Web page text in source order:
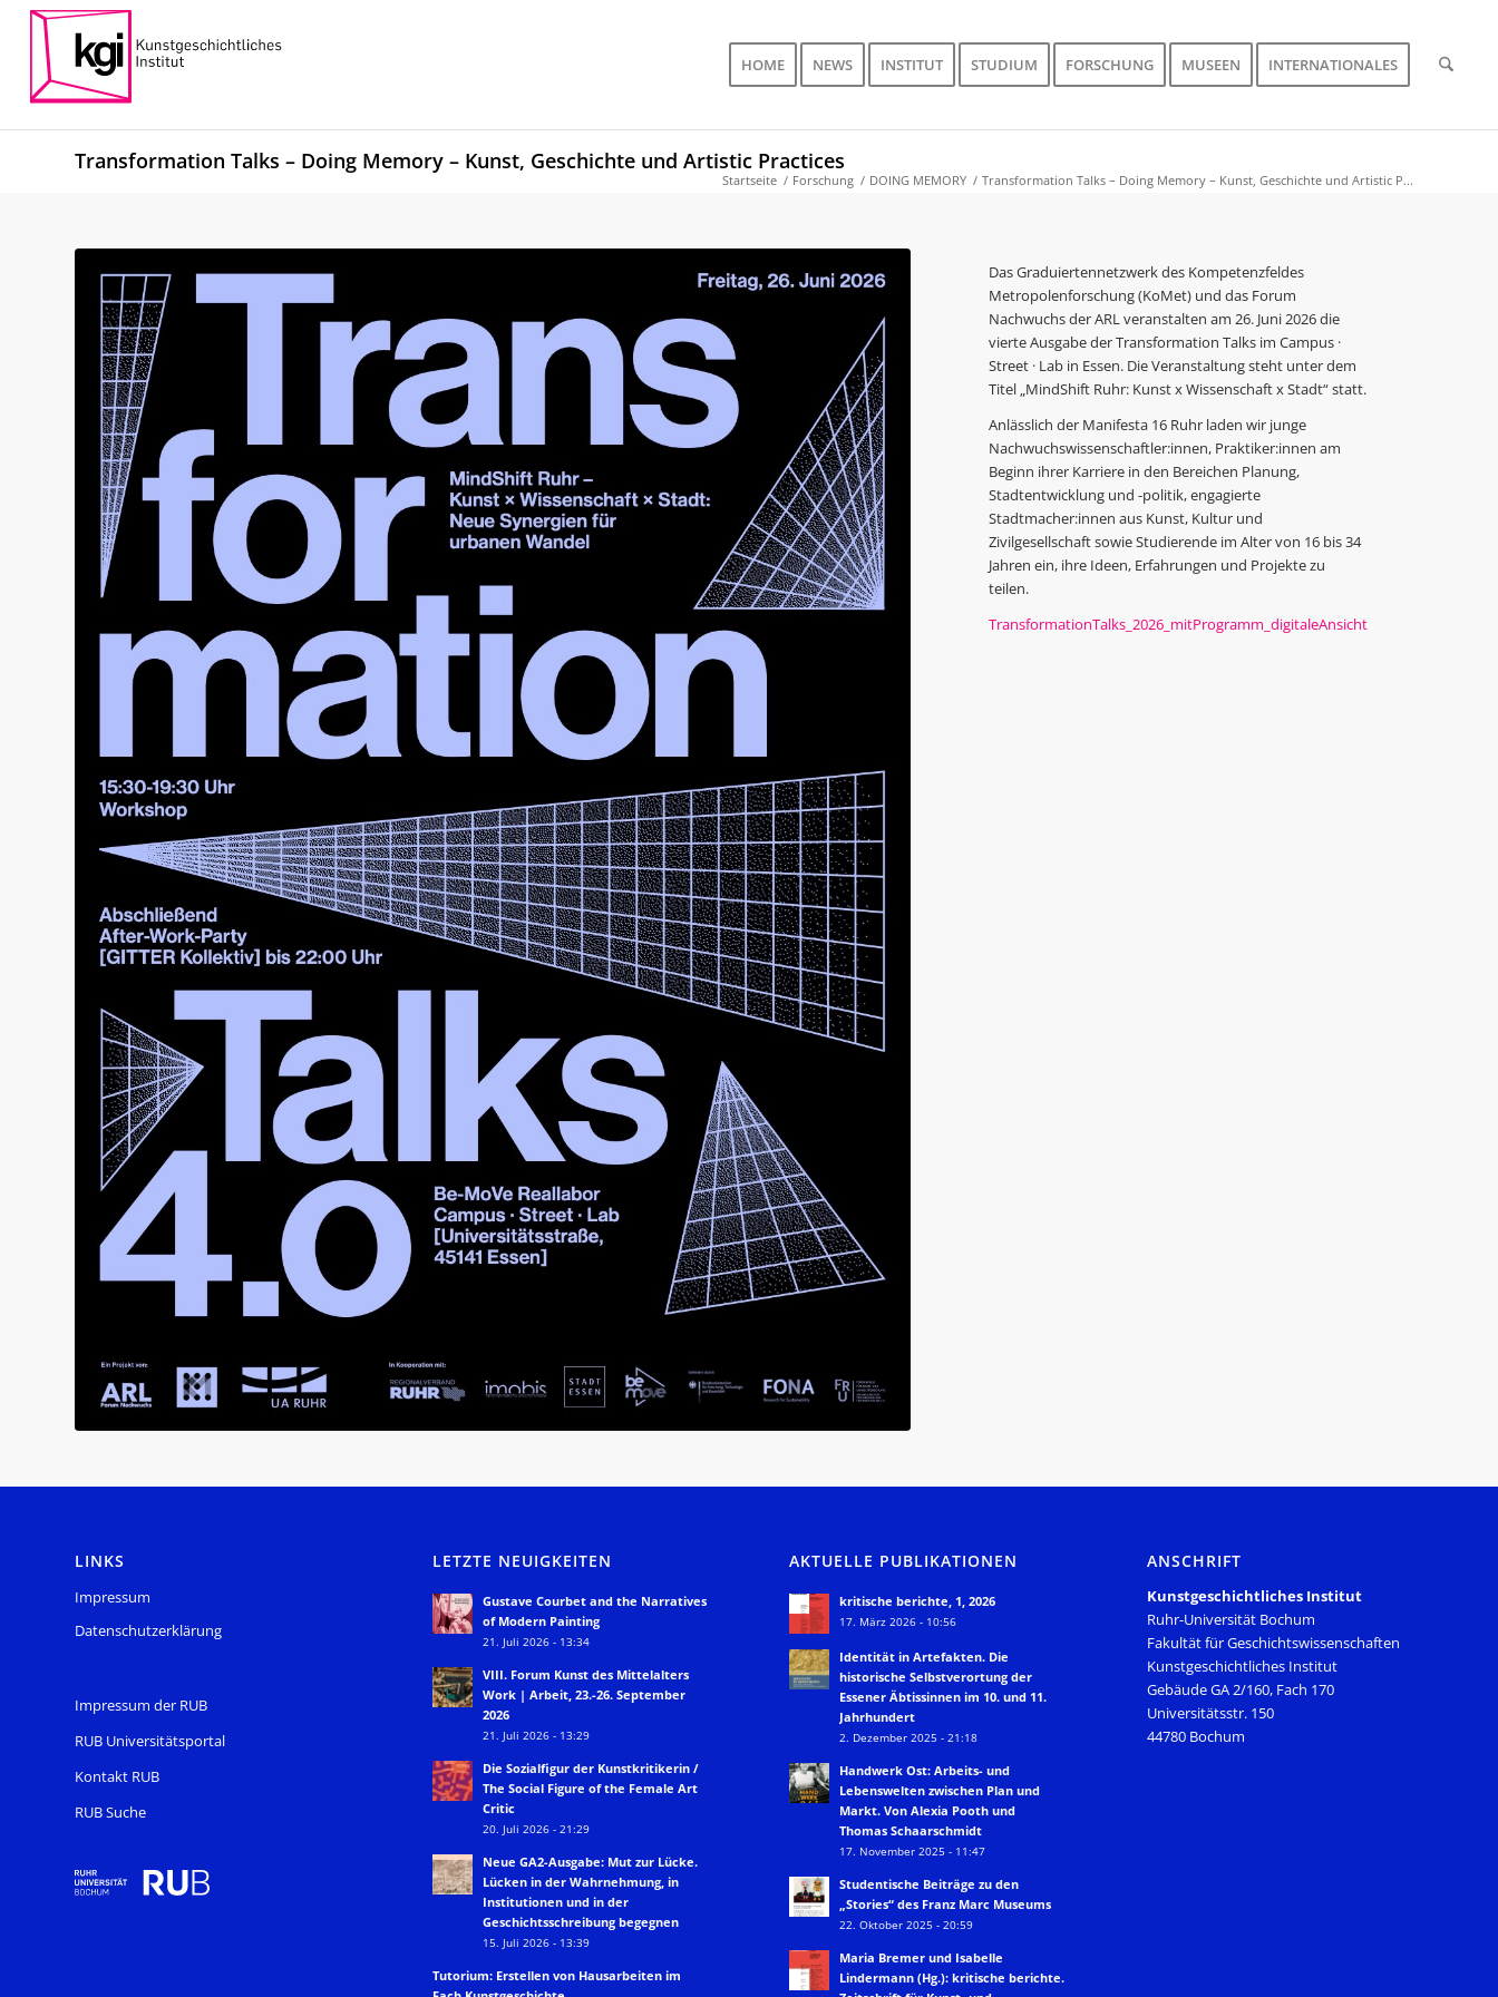
HOME NEWS INSTITUT STUDIUM FORSCHUNG MUSEEN INTERNATIONALES
Transformation Talks – Doing Memory – Kunst, Geschichte und Artistic Practices
Startseite / Forschung / DOING MEMORY / Transformation Talks – Doing Memory – Kunst, Geschichte und Artistic P...
Das Graduiertennetzwerk des Kompetenzfeldes
Metropolenforschung (KoMet) und das Forum
Nachwuchs der ARL veranstalten am 26. Juni 2026 die
vierte Ausgabe der Transformation Talks im Campus ·
Street · Lab in Essen. Die Veranstaltung steht unter dem
Titel „MindShift Ruhr: Kunst x Wissenschaft x Stadt“ statt.
Anlässlich der Manifesta 16 Ruhr laden wir junge
Nachwuchswissenschaftler:innen, Praktiker:innen am
Beginn ihrer Karriere in den Bereichen Planung,
Stadtentwicklung und -politik, engagierte
Stadtmacher:innen aus Kunst, Kultur und
Zivilgesellschaft sowie Studierende im Alter von 16 bis 34
Jahren ein, ihre Ideen, Erfahrungen und Projekte zu
teilen.
TransformationTalks_2026_mitProgramm_digitaleAnsicht
LINKS
Impressum
Datenschutzerklärung
Impressum der RUB
RUB Universitätsportal
Kontakt RUB
RUB Suche
LETZTE NEUIGKEITEN
Gustave Courbet and the Narratives
of Modern Painting
21. Juli 2026 - 13:34
VIII. Forum Kunst des Mittelalters
Work | Arbeit, 23.-26. September
2026
21. Juli 2026 - 13:29
Die Sozialfigur der Kunstkritikerin /
The Social Figure of the Female Art
Critic
20. Juli 2026 - 21:29
Neue GA2-Ausgabe: Mut zur Lücke.
Lücken in der Wahrnehmung, in
Institutionen und in der
Geschichtsschreibung begegnen
15. Juli 2026 - 13:39
Tutorium: Erstellen von Hausarbeiten im
AKTUELLE PUBLIKATIONEN
kritische berichte, 1, 2026
17. März 2026 - 10:56
Identität in Artefakten. Die
historische Selbstverortung der
Essener Äbtissinnen im 10. und 11.
Jahrhundert
2. Dezember 2025 - 21:18
Handwerk Ost: Arbeits- und
Lebenswelten zwischen Plan und
Markt. Von Alexia Pooth und
Thomas Schaarschmidt
17. November 2025 - 11:47
Studentische Beiträge zu den
„Stories“ des Franz Marc Museums
22. Oktober 2025 - 20:59
Maria Bremer und Isabelle
Lindermann (Hg.): kritische berichte.
ANSCHRIFT
Kunstgeschichtliches Institut
Ruhr-Universität Bochum
Fakultät für Geschichtswissenschaften
Kunstgeschichtliches Institut
Gebäude GA 2/160, Fach 170
Universitätsstr. 150
44780 Bochum